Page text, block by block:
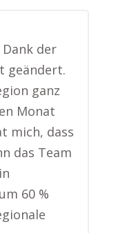
der
geändert.
ganz
Monat
mich, dass
das Team
60 %